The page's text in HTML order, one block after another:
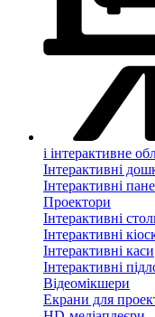
і інтерактивне
Інтерактивні
Інтерактивні
Проектори
Інтерактивні
Інтерактивні
Інтерактивні каси
Інтерактивні
Відеомікшери
Екрани для